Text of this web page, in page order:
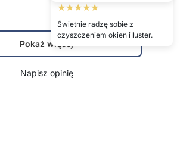
★★★★★
Świetnie radzę sobie z
czyszczeniem okien i luster.
Pokaż więcej
Napisz opinię